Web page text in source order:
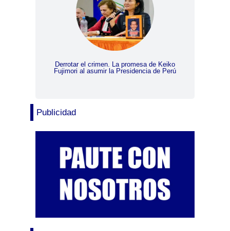
Derrotar el crimen. La promesa de Keiko
Fujimori al asumir la Presidencia de Perú
Publicidad